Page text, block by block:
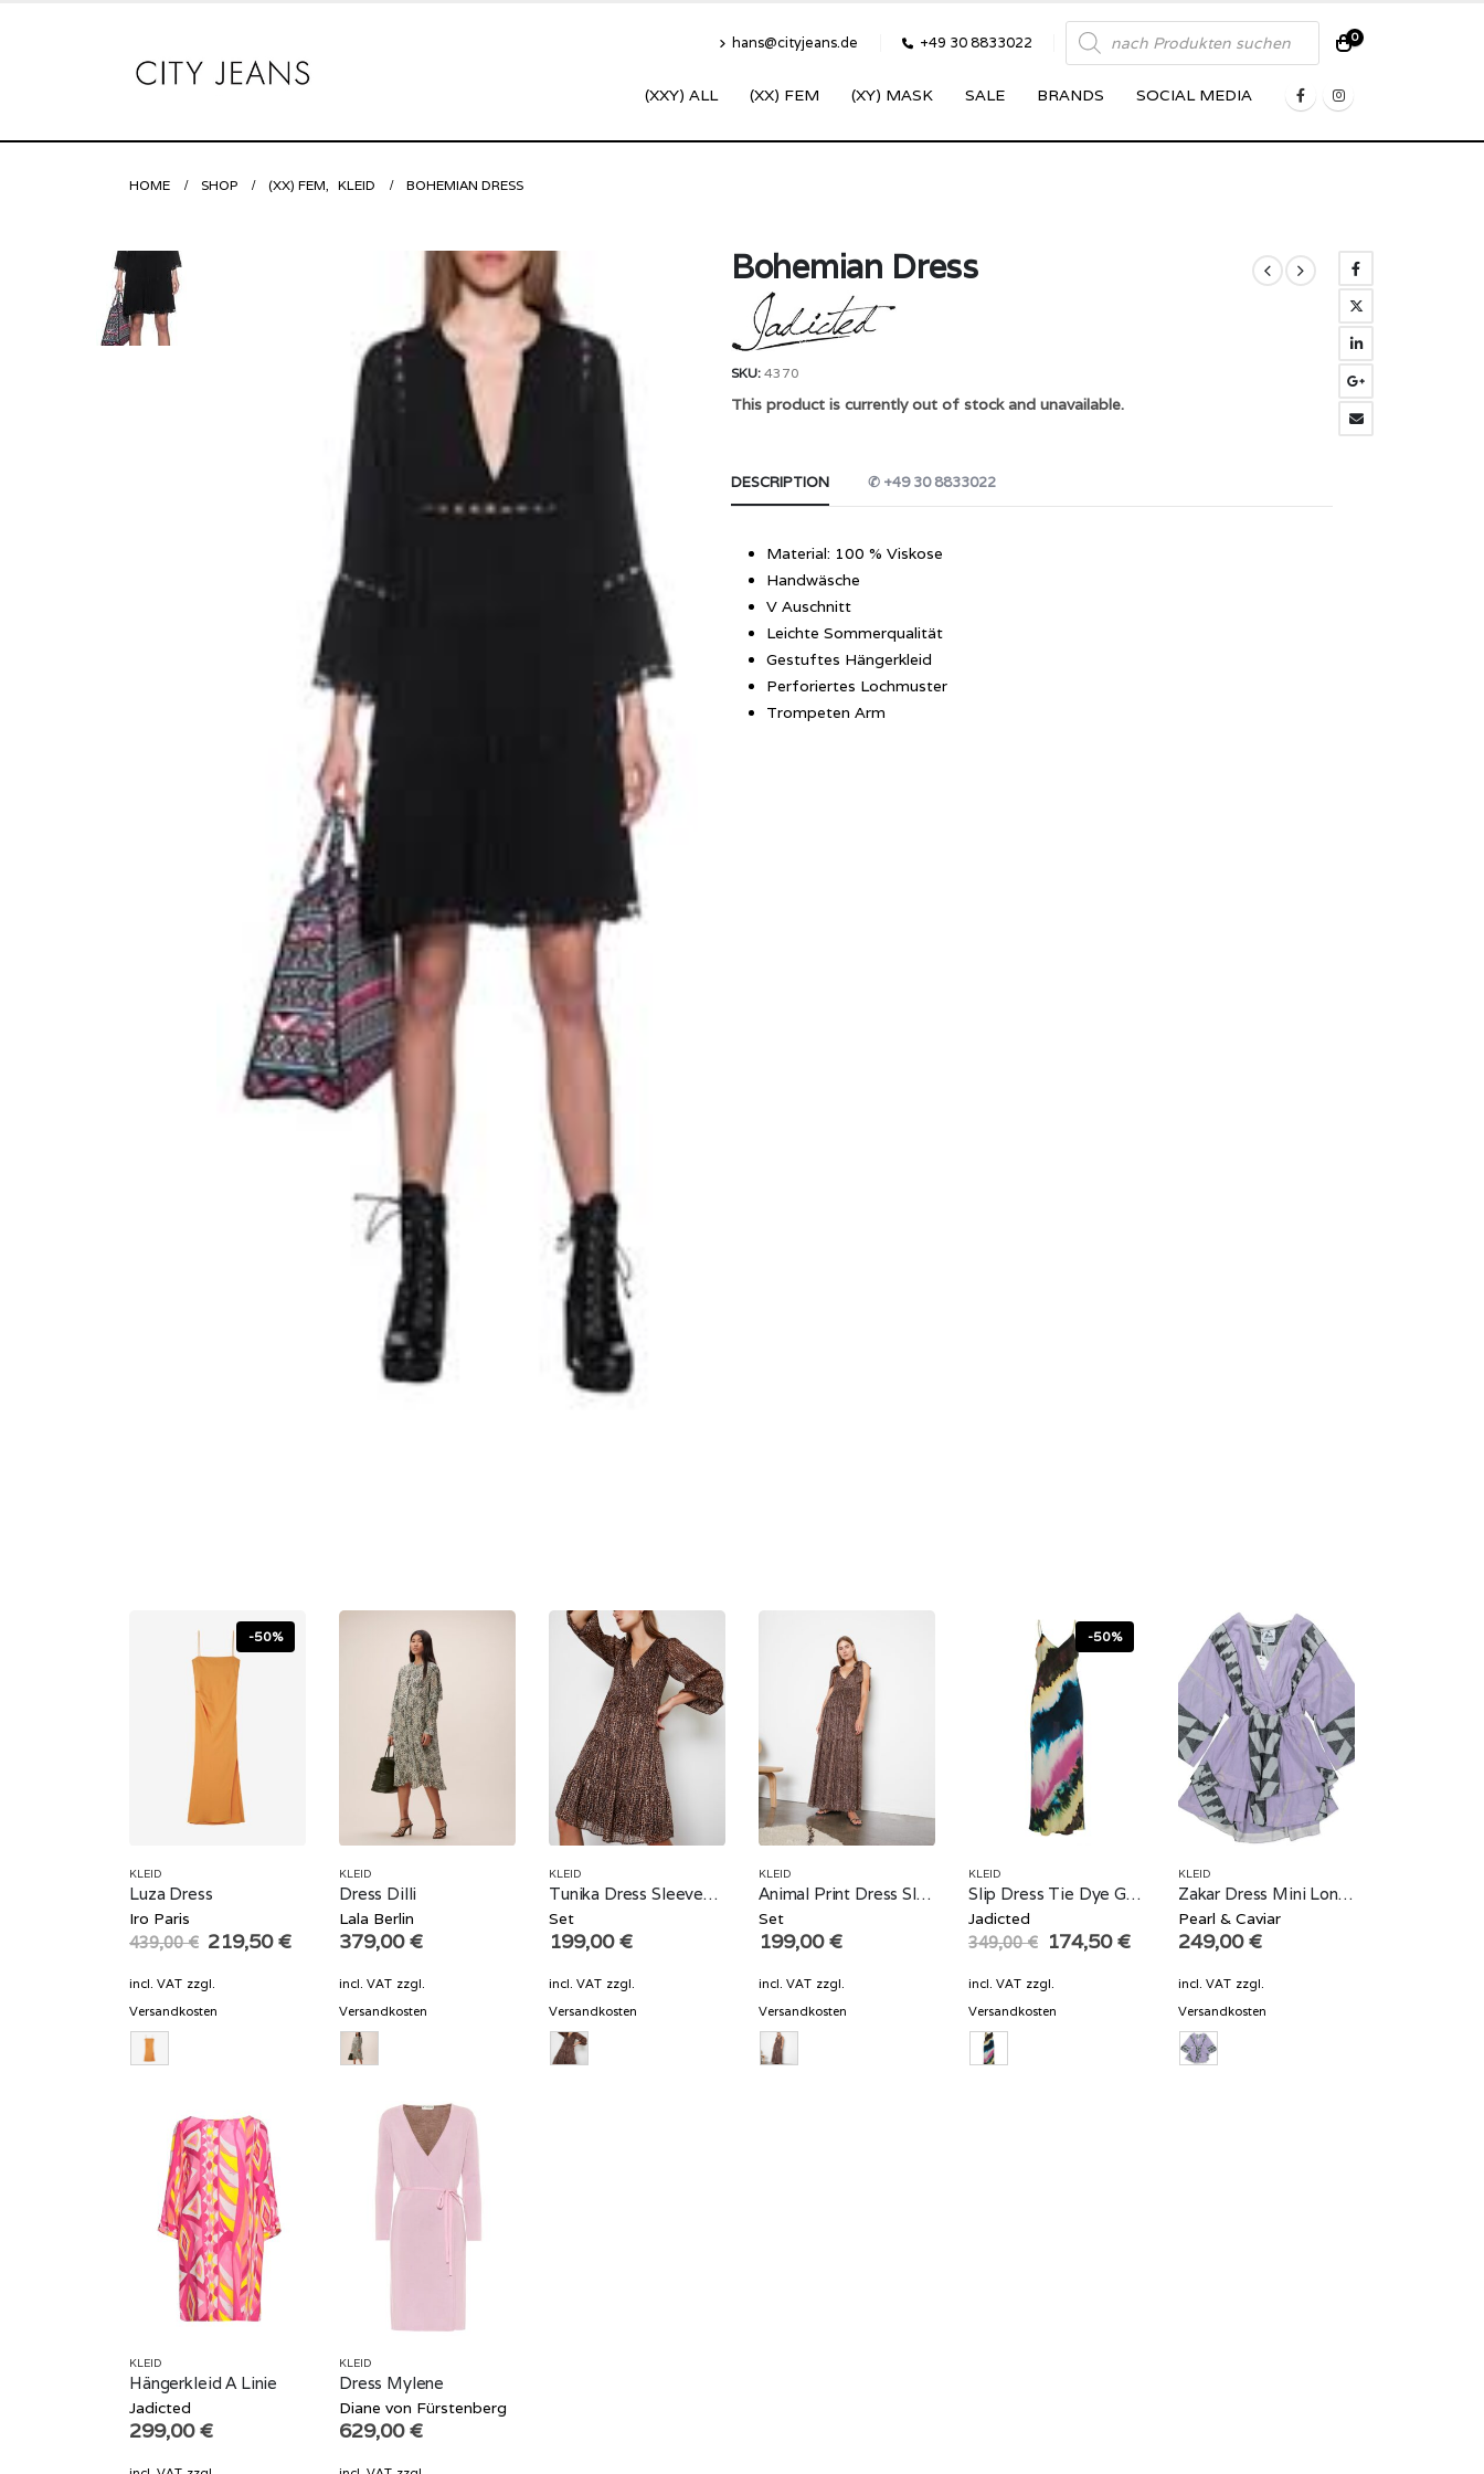
hans@cityjeans.de +49 30 8833022
Products
search 0
(XXY) ALL (XX) FEM (XY) MASK SALE BRANDS SOCIAL MEDIA
HOME SHOP (XX) FEM, KLEID BOHEMIAN DRESS
Bohemian Dress
SKU: 4370
This product is currently out of stock and unavailable.
DESCRIPTION ✆ +49 30 8833022
Material: 100 % Viskose
Handwäsche
V Auschnitt
Leichte Sommerqualität
Gestuftes Hängerkleid
Perforiertes Lochmuster
Trompeten Arm
-50%
KLEID
Luza Dress
Iro Paris
439,00€ Original
price
was:
219,50€Current
incl. VAT zzgl.
Versandkosten
KLEID
Dress Dilli
Lala Berlin
379,00€
incl. VAT zzgl.
Versandkosten
KLEID
Tunika Dress Sleeves Animal Print
Set
199,00€
incl. VAT zzgl.
Versandkosten
KLEID
Animal Print Dress Sleeveless
Set
199,00€
incl. VAT zzgl.
Versandkosten
-50%
KLEID
Slip Dress Tie Dye Graffiti
Jadicted
349,00€ Original
price
was:
174,50€Current
incl. VAT zzgl.
Versandkosten
KLEID
Zakar Dress Mini Longsleeve Lilac
Pearl & Caviar
249,00€
incl. VAT zzgl.
Versandkosten
KLEID
Hängerkleid A Linie
Jadicted
299,00€
KLEID
Dress Mylene
Diane von Fürstenberg
629,00€